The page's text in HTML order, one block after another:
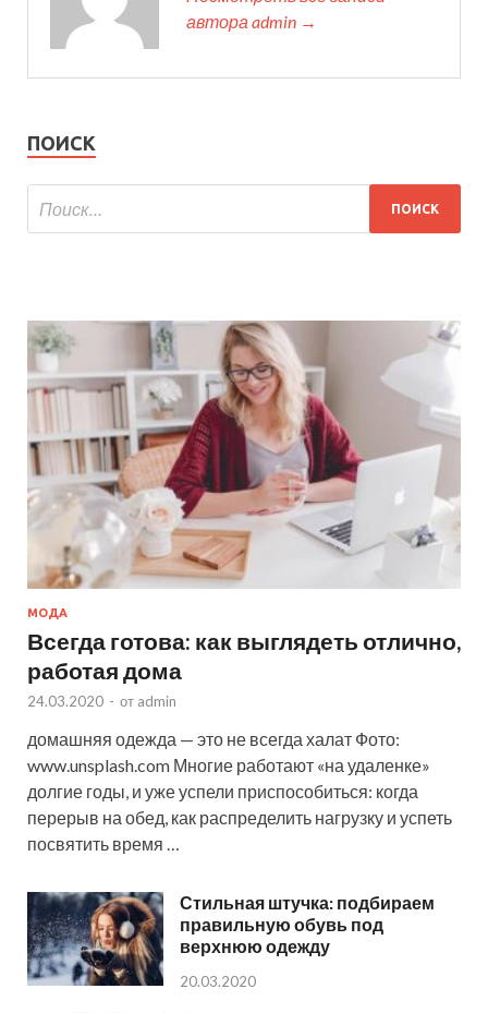
автора admin →
ПОИСК
МОДА
Всегда готова: как выглядеть отлично,
работая дома
24.03.2020 - от admin
домашняя одежда — это не всегда халат Фото:
www.unsplash.com Многие работают «на удаленке»
долгие годы, и уже успели приспособиться: когда
перерыв на обед, как распределить нагрузку и успеть
посвятить время …
Стильная штучка: подбираем
правильную обувь под
верхнюю одежду
20.03.2020